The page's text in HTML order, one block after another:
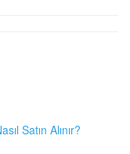
Satın Alınır?